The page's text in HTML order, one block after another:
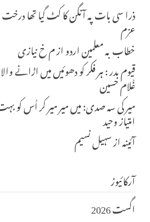
ذرا سی بات پہ آنگن کا کٹ گیا تھا درخت
عزم
خطاب بہ معلمین اردوازم خ نیازی
قیوم بدر : ہر فکر کو دھوئیں میں اڑانے
غُلام حسین
میر کی سہ صدی: میں میر میر کر اُس کو بہت
امتیاز وحید
آئینہازسہیل نسیم
آرکائیوز
اگست 2026